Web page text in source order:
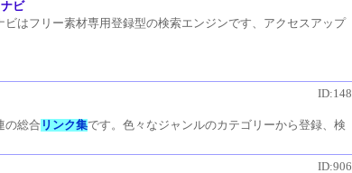
ビ
ビはフリー素材専用登録型の検索エンジンです、アクセスアップ
ID:148
の総合 リンク集です。色々なジャンルのカテゴリーから登録、検
ID:906